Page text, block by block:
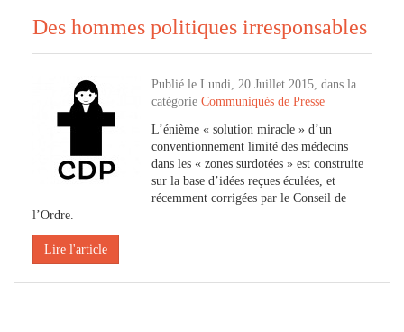
Des hommes politiques irresponsables
Publié le Lundi, 20 Juillet 2015, dans la
catégorie Communiqués de Presse
L’énième « solution miracle » d’un
conventionnement limité des médecins
dans les « zones surdotées » est construite
sur la base d’idées reçues éculées, et
récemment corrigées par le Conseil de
l’Ordre.
Lire l'article